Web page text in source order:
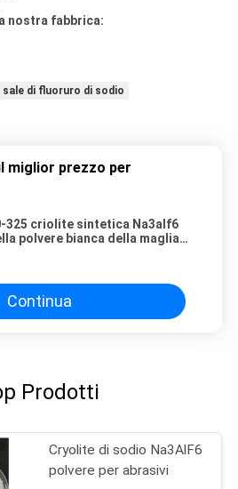
nostra fabbrica:
sale di fluoruro di sodio
miglior prezzo per
325 criolite sintetica Na3alf6
polvere bianca della maglia
Continua
Prodotti
Cryolite di sodio Na3AlF6
polvere per abrasivi